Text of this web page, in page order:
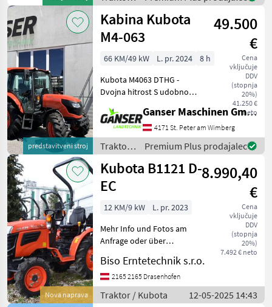
Kubota
predstavitveni stroj
Kabina Kubota
M4-063
49.500
€
Cena
vključuje
DDV
(stopnja
20%)
41.250 €
neto
66 KM/49 kW L. pr. 2024
8 h
Kubota M4063 DTHG -
Dvojna hitrost S udobno
Kubota *Prostornina 3.331
ccm *Vbrizgavanje goriva s
skupnim vodom
*Turbopolnilnik *Emisijski
sta
Ganser Maschinen GmbH
4171 St. Peter am Wimberg
Traktor /
Kubota
Premium Plus prodajalec
Nova naprava
Kubota B1121 D-
EC
8.990,40
€
Cena
vključuje
DDV
(stopnja
20%)
7.492 € neto
12 KM/9 kW
L. pr. 2023
Mehr Info und Fotos am
Anfrage oder über
kabine, število vrtljajev
kardanske gredi: 540
Traktor Standardni traktor
Biso Erntetechnik s.r.o.
2165 2165 Drasenhofen
Traktor / Kubota 12-05-2025 14:43